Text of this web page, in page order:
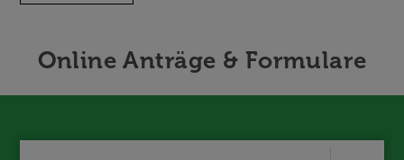
Online Anträge & Formulare